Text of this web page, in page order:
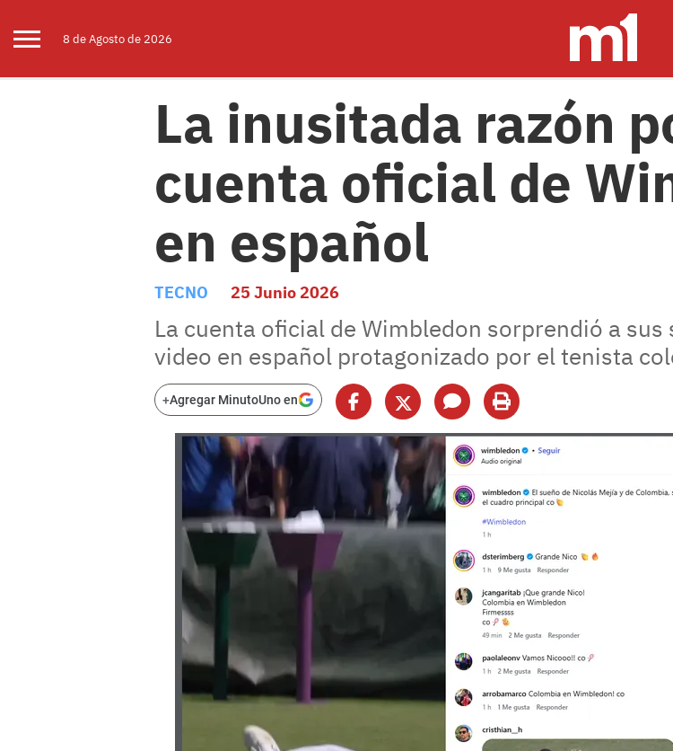
8 deAgostode 2026
La inusitada razón
cuenta oficial de
en español
TECNO 25 Junio 2026
La cuenta oficial de Wimbledon sorprendió a
video en español protagonizado por el tenista
+Agregar MinutoUno en